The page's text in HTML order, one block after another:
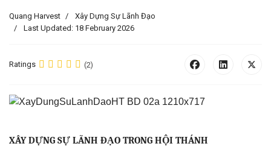
Quang Harvest
Xây Dựng Sự Lãnh Đạo
Last Updated: 18 February 2026
Ratings (2)
XÂY DỰNG SỰ LÃNH ĐẠO TRONG HỘI THÁNH